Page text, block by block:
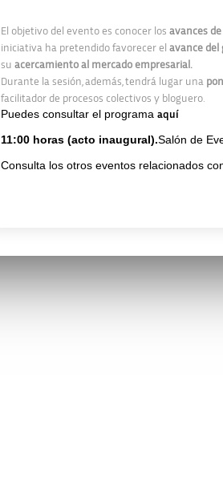
El objetivo del evento es conocer los avances
iniciativa ha pretendido favorecer el avance del
su acercamiento al mercado empresarial.
Durante la sesión, además, tendrá lugar una
facilitador de procesos colectivos y bloguero.
Puedes consultar el programa aquí
11:00 horas (acto inaugural).Salón de
Consulta los otros eventos relacionados